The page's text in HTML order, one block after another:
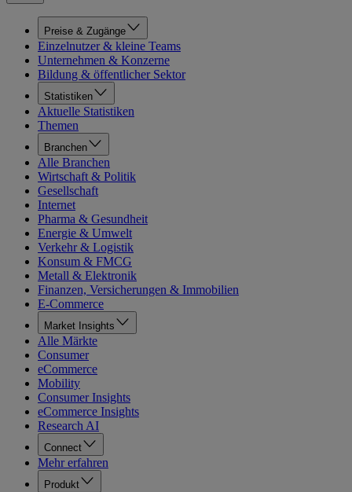
Preise & Zugänge
Einzelnutzer & kleine Teams
Unternehmen & Konzerne
Bildung & öffentlicher Sektor
Statistiken
Aktuelle Statistiken
Themen
Branchen
Alle Branchen
Wirtschaft & Politik
Gesellschaft
Internet
Pharma & Gesundheit
Energie & Umwelt
Verkehr & Logistik
Konsum & FMCG
Metall & Elektronik
Finanzen, Versicherungen & Immobilien
E-Commerce
Market Insights
Alle Märkte
Consumer
eCommerce
Mobility
Consumer Insights
eCommerce Insights
Research AI
Connect
Mehr erfahren
Produkt